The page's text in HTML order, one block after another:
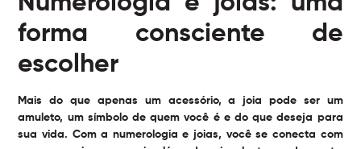
forma consciente de
escolher
Mais do que apenas um acessório, a joia pode ser um
amuleto, um símbolo de quem você é e do que deseja para
sua vida. Com a numerologia e joias, você se conecta com